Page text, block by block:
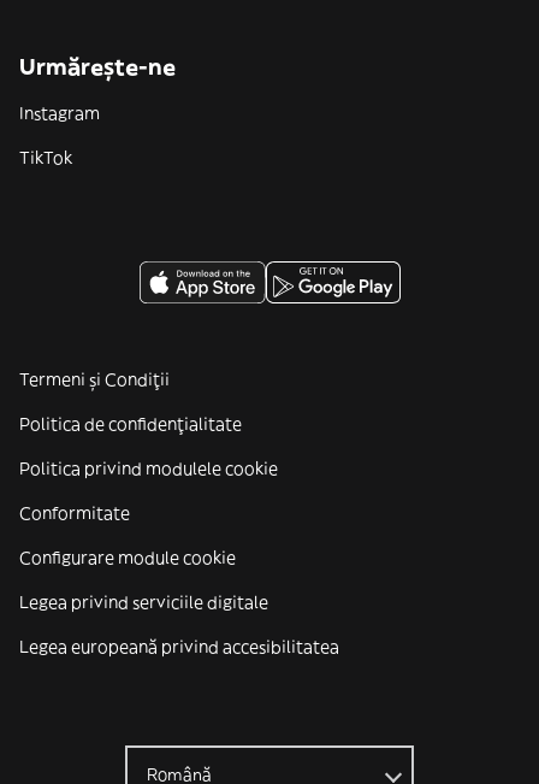
Urmărește-ne
Instagram
TikTok
Termeni și Condiții
Politica de confidenţialitate
Politica privind modulele cookie
Conformitate
Configurare module cookie
Legea privind serviciile digitale
Legea europeană privind accesibilitatea